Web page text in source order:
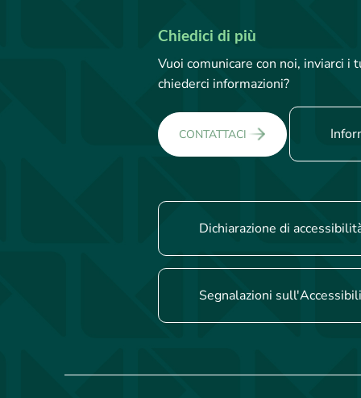
Chiedici di più
Vuoi comunicare con noi, inviarci
chiederci informazioni?
CONTATTACI
Dichiarazione di
Segnalazioni